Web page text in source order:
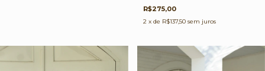
R$275,00
2 x de R$137,50 sem juros